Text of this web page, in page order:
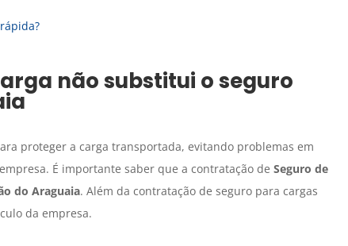
não substitui o seguro
proteger a carga transportada, evitando problemas em
É importante saber que a contratação de Seguro de
do Araguaia. Além da contratação de seguro para cargas
da empresa.